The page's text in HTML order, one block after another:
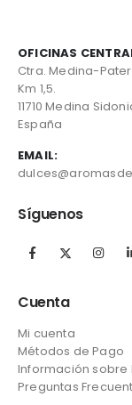
OFICINAS
Ctra. Medina-
Km 1,5.
11710 Medina
España
EMAIL:
Síguenos
Cuenta
Mi cuenta
Métodos de Pago
Información sobre
Preguntas